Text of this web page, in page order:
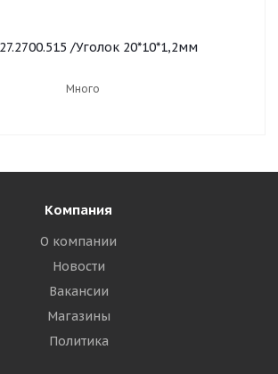
/Уголок 20*10*1,2мм
Много
Компания
О компании
Новости
Вакансии
Магазины
Политика